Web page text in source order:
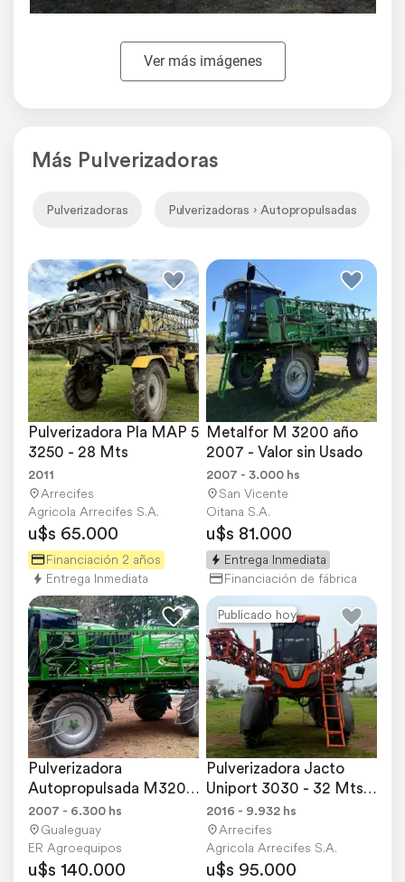
Ver más imágenes
Más Pulverizadoras
Pulverizadoras Pulverizadoras › Autopropulsadas
Pulverizadora Pla MAP 5
3250 - 28 Mts
2011
Arrecifes
Agricola Arrecifes S.A.
u$s 65.000
Financiación 2 años
Entrega Inmediata
Metalfor M 3200 año
2007 - Valor sin Usado
2007 - 3.000 hs
San Vicente
Oitana S.A.
u$s 81.000
Entrega Inmediata
Financiación de fábrica
Pulverizadora
Autopropulsada M3200
Metalfor - 2007 - 30 M
2007 - 6.300 hs
Gualeguay
ER Agroequipos
u$s 140.000
Publicado hoy
Pulverizadora Jacto
Uniport 3030 - 32 Mts -
Corte Pico a PIC
2016 - 9.932 hs
Arrecifes
Agricola Arrecifes S.A.
u$s 95.000